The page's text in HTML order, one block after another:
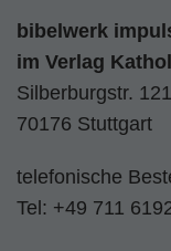
bibelwerk
im Verlag
Silberburgstr. 121
70176 Stuttgart
telefonische
Tel: +49 711